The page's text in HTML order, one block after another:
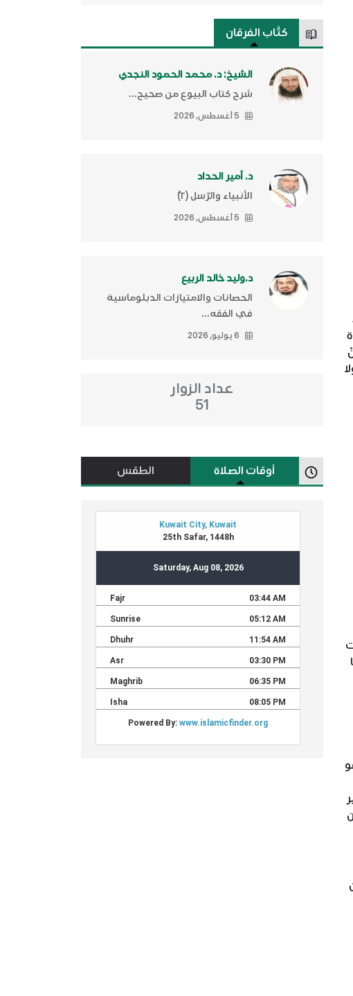
كتَّاب الفرقان
الشيخ: د. محمد الحمود النجدي
شرح كتاب البيوع من صحيح...
5 أغسطس, 2026
د. أمير الحداد
الأنبياء والرّسل (٢)ّ
5 أغسطس, 2026
د.وليد خالد الربيع
الحصانات والامتيازات الدبلوماسية
في الفقه...
6 يوليو, 2026
عداد الزوار
51
أوقات الصلاة الطقس